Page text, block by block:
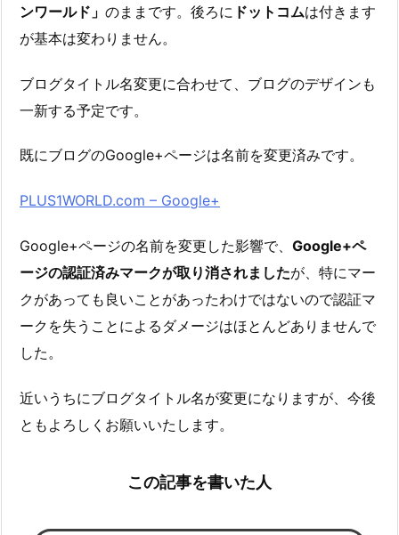
ンワールド」 のままです。後ろに ドットコムは付きます
が基本は変わりません。
ブログタイトル名変更に合わせて、ブログのデザインも
一新する予定です。
既にブログのGoogle+ページは名前を変更済みです。
PLUS1WORLD.com – Google+
Google+ページの名前を変更した影響で、 Google+ペ
ージの認証済みマークが取り消されましたが、特にマー
クがあっても良いことがあったわけではないので認証マ
ークを失うことによるダメージはほとんどありませんで
した。
近いうちにブログタイトル名が変更になりますが、今後
ともよろしくお願いいたします。
この記事を書いた人